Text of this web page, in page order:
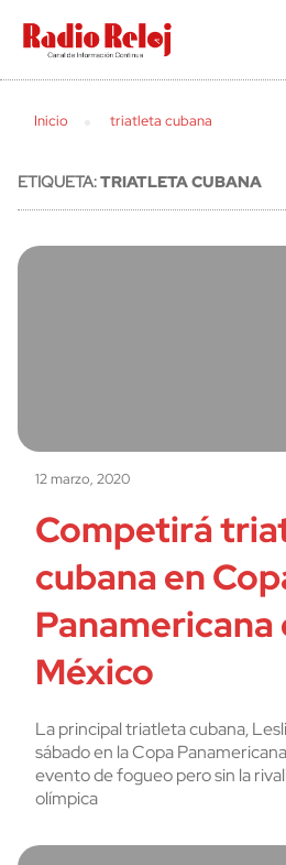
cerrar
Inicio triatleta cubana
ETIQUETA:TRIATLETA CUBANA
12 marzo, 2020
Competirá
cubana en
Panamericana
México
La principal triatleta cubana,
sábado en la Copa
evento de fogueo pero sin la
olímpica